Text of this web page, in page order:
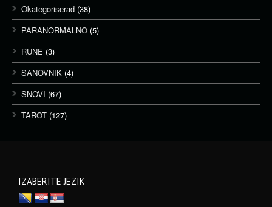
Okategoriserad (38)
PARANORMALNO (5)
RUNE (3)
SANOVNIK (4)
SNOVI (67)
TAROT (127)
IZABERITE JEZIK